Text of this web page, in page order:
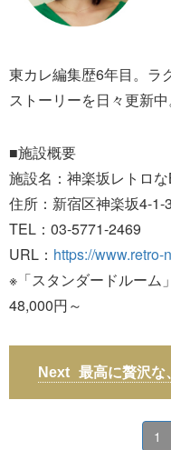
東カレ編集歴6年目。ラ
ストーリーを日々更新中
■施設概要
施設名：神楽坂レトロ
住所：新宿区神楽坂4-1-3
TEL：03-5771-2469
URL： https://www.retro-
※「スタンダードルーム
48,000円～
最高に贅沢な
1